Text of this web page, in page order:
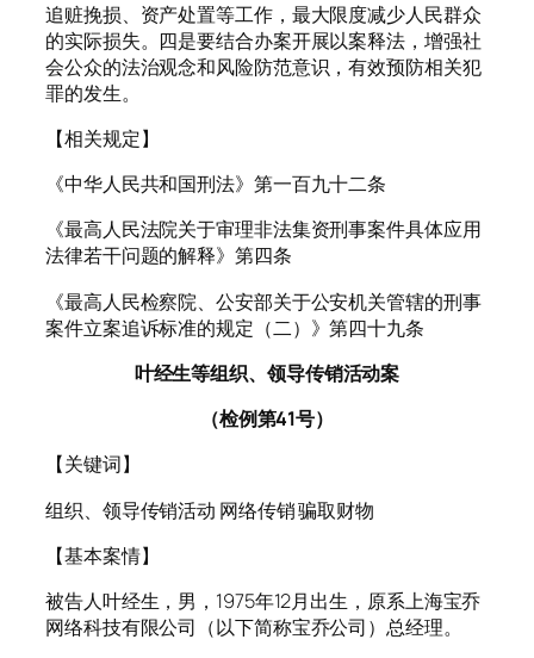
追赃挽损、资产处置等工作，最大限度减少人民群众
的实际损失。四是要结合办案开展以案释法，增强社
会公众的法治观念和风险防范意识，有效预防相关犯
罪的发生。
【相关规定】
《中华人民共和国刑法》第一百九十二条
《最高人民法院关于审理非法集资刑事案件具体应用
法律若干问题的解释》第四条
《最高人民检察院、公安部关于公安机关管辖的刑事
案件立案追诉标准的规定（二）》第四十九条
叶经生等组织、领导传销活动案
（检例第41号）
【关键词】
组织、领导传销活动 网络传销 骗取财物
【基本案情】
被告人叶经生，男，1975年12月出生，原系上海宝乔
网络科技有限公司（以下简称宝乔公司）总经理。